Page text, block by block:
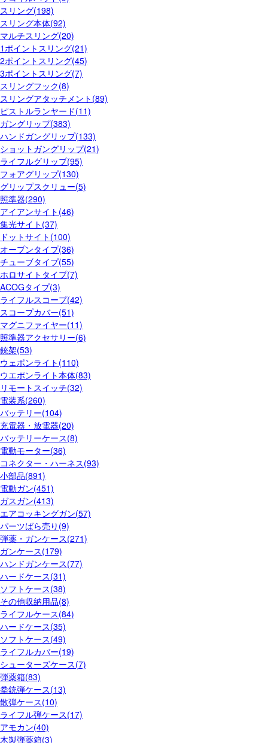
スリング(198)
スリング本体(92)
マルチスリング(20)
1ポイントスリング(21)
2ポイントスリング(45)
3ポイントスリング(7)
スリングフック(8)
スリングアタッチメント(89)
ピストルランヤード(11)
ガングリップ(383)
ハンドガングリップ(133)
ショットガングリップ(21)
ライフルグリップ(95)
フォアグリップ(130)
グリップスクリュー(5)
照準器(290)
アイアンサイト(46)
集光サイト(37)
ドットサイト(100)
オープンタイプ(36)
チューブタイプ(55)
ホロサイトタイプ(7)
ACOGタイプ(3)
ライフルスコープ(42)
スコープカバー(51)
マグニファイヤー(11)
照準器アクセサリー(6)
銃架(53)
ウェポンライト(110)
ウエポンライト本体(83)
リモートスイッチ(32)
電装系(260)
バッテリー(104)
充電器・放電器(20)
バッテリーケース(8)
電動モーター(36)
コネクター・ハーネス(93)
小部品(891)
電動ガン(451)
ガスガン(413)
エアコッキングガン(57)
パーツばら売り(9)
弾薬・ガンケース(271)
ガンケース(179)
ハンドガンケース(77)
ハードケース(31)
ソフトケース(38)
その他収納用品(8)
ライフルケース(84)
ハードケース(35)
ソフトケース(49)
ライフルカバー(19)
シューターズケース(7)
弾薬箱(83)
拳銃弾ケース(13)
散弾ケース(10)
ライフル弾ケース(17)
アモカン(40)
木製弾薬箱(3)